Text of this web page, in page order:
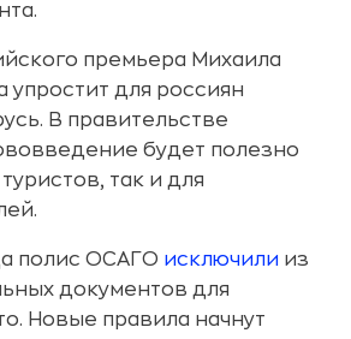
премьера Михаила
упростит для россиян
В правительстве
будет полезно
так и для
полис ОСАГО исключили из
документов для
Новые правила начнут